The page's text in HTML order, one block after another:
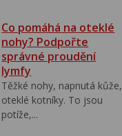
Co pomáhá na oteklé
nohy? Podpořte
správné proudění
lymfy
Těžké nohy, napnutá kůže,
oteklé kotníky. To jsou
potíže,...